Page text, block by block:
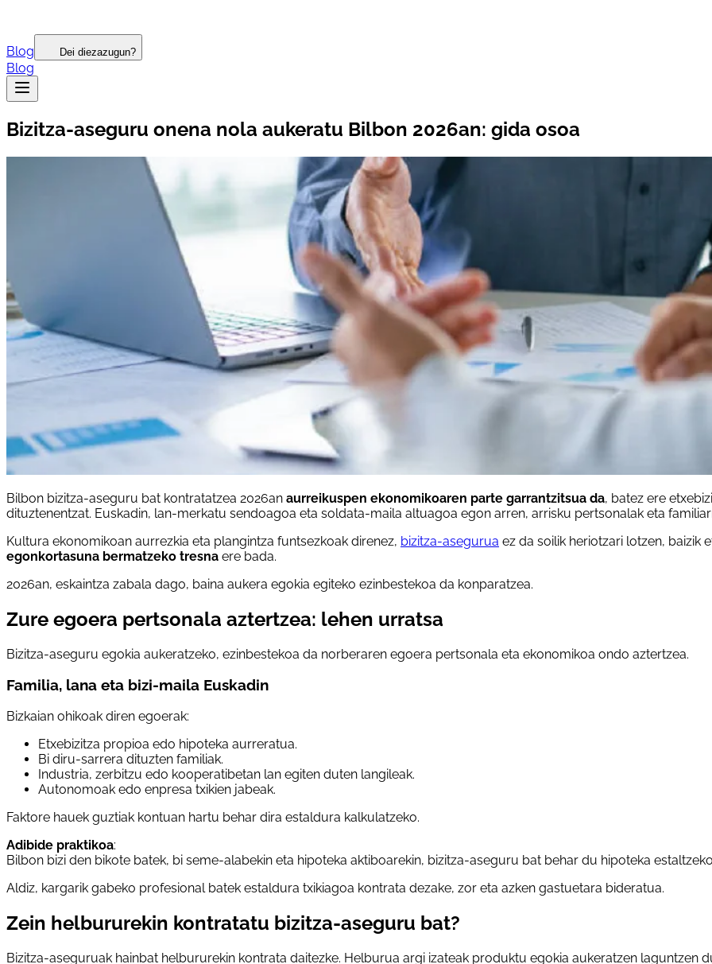
Blog Dei diezazugun?
Blog
Bizitza-aseguru onena nola aukeratu Bilbon 2026an: gida osoa
Bilbon bizitza-aseguru bat kontratatzea 2026an aurreikuspen ekonomikoaren parte garrantzitsua da, batez ere
dituztenentzat. Euskadin, lan-merkatu sendoagoa eta soldata-maila altuagoa egon arren, arrisku pertsonalak eta
Kultura ekonomikoan aurrezkia eta plangintza funtsezkoak direnez, bizitza-asegurua ez da soilik heriotzari lotzen, baizik
egonkortasuna bermatzeko tresna ere bada.
2026an, eskaintza zabala dago, baina aukera egokia egiteko ezinbestekoa da konparatzea.
Zure egoera pertsonala aztertzea: lehen urratsa
Bizitza-aseguru egokia aukeratzeko, ezinbestekoa da norberaren egoera pertsonala eta ekonomikoa ondo aztertzea.
Familia, lana eta bizi-maila Euskadin
Bizkaian ohikoak diren egoerak:
Etxebizitza propioa edo hipoteka aurreratua.
Bi diru-sarrera dituzten familiak.
Industria, zerbitzu edo kooperatibetan lan egiten duten langileak.
Autonomoak edo enpresa txikien jabeak.
Faktore hauek guztiak kontuan hartu behar dira estaldura kalkulatzeko.
Adibide praktikoa:
Bilbon bizi den bikote batek, bi seme-alabekin eta hipoteka aktiboarekin, bizitza-aseguru bat behar du hipoteka
Aldiz, kargarik gabeko profesional batek estaldura txikiagoa kontrata dezake, zor eta azken gastuetara bideratua.
Zein helbururekin kontratatu bizitza-aseguru bat?
Bizitza-aseguruak hainbat helbururekin kontrata daitezke. Helburua argi izateak produktu egokia aukeratzen laguntzen